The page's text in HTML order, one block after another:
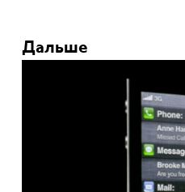
Дальше